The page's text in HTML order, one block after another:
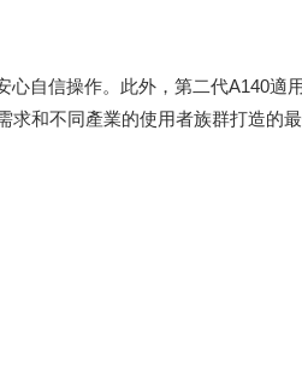
自信操作。此外，第二代A140
和不同產業的使用者族群打造的